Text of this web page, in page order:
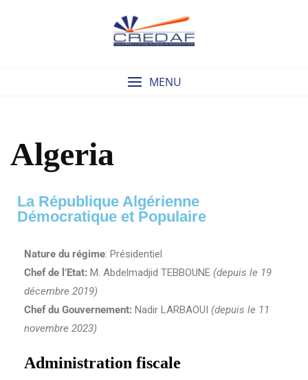
MENU
Algeria
La République Algérienne
Démocratique et Populaire
Nature du régime: Présidentiel
Chef de l’Etat: M. Abdelmadjid TEBBOUNE (depuis le 19
décembre 2019)
Chef du Gouvernement: Nadir LARBAOUI (depuis le 11
novembre 2023)
Administration fiscale